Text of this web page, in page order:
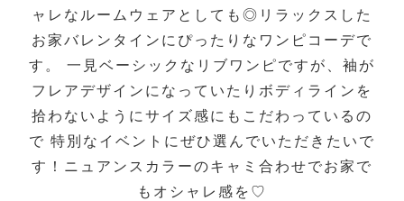
ャレなルームウェアとしても◎リラックスした
お家バレンタインにぴったりなワンピコーデで
す。 一見ベーシックなリブワンピですが、袖が
フレアデザインになっていたりボディラインを
拾わないようにサイズ感にもこだわっているの
で 特別なイベントにぜひ選んでいただきたいで
す！ニュアンスカラーのキャミ合わせでお家で
もオシャレ感を♡